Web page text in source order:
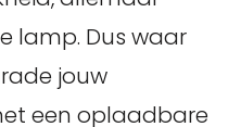
lamp. Dus waar
jouw
een oplaadbare